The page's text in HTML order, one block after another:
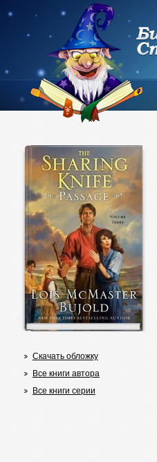
Скачать обложку
Все книги автора
Все книги серии